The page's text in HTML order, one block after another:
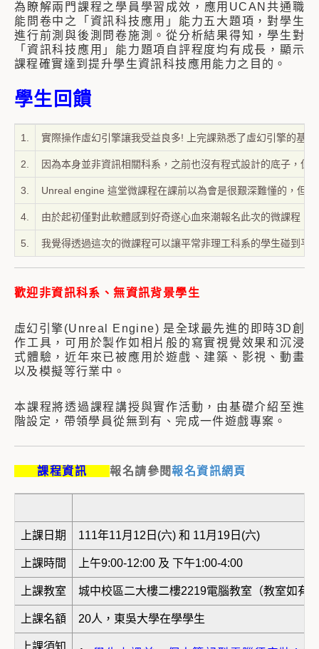
為瞭解兩門課程之學員學習成效，應用UCAN共通職
能問卷中之「資訊科技應用」能力五大題項，對學生
進行前測與後測問卷施測。從分析結果得知，學生對
「資訊科技應用」能力題項自評程度均有成長，顯示
課程確實達到提升學生資訊科技應用能力之目的。
學生回饋
1. 實際操作虛幻引擎讓我受益良多! 上完課熟悉了虛幻引擎的基
2. 因為本身並非資訊相關科系，之前也沒有程式設計的底子，
3. Unreal engine 這堂微課程在課前以為會是很艱深難懂的，但
4. 由於起初僅對此軟體感到好奇遂心血來潮報名此次的微課程
5. 我覺得透過這次的微課程可以讓平常非理工科系的學生碰到平
歡迎非資訊科系、無資訊背景學生
虛幻引擎(Unreal Engine) 是全球最先進的即時3D創
作工具，可用於製作如相片般的寫實視覺效果和沉浸
式體驗，近年來已被應用於遊戲、建築、影視、動畫
以及模擬等行業中。
本課程將透過課程講授與實作活動，由基礎介紹至進
階設定，帶領學員從無到有、完成一件遊戲專案。
課程資訊報名請參閱報名資訊網頁
上課日期 111年11月12日(六) 和 11月19日(六)
上課時間 上午9:00-12:00 及 下午1:00-4:00
上課教室 城中校區二大樓二樓2219電腦教室（教室如有
上課名額 20人，東吳大學在學學生
上課須知